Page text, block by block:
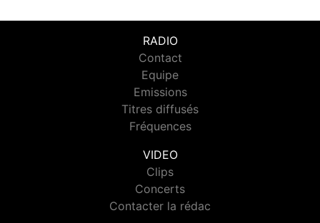
RADIO
Contact
Equipe
Emissions
Titres diffusés
Fréquences
VIDEO
Clips
Concerts
Contacter la rédac